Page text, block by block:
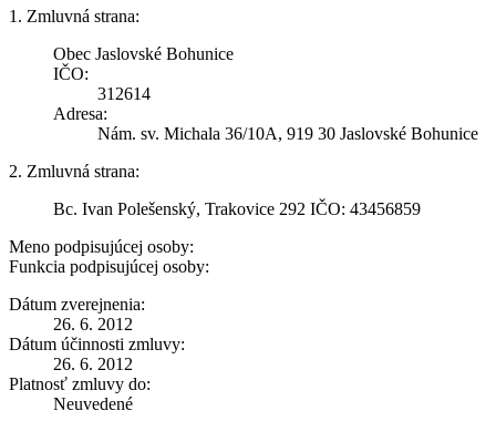
1. Zmluvná strana:
Obec Jaslovské Bohunice
IČO:
312614
Adresa:
Nám. sv. Michala 36/10A, 919 30 Jaslovské Bohunice
2. Zmluvná strana:
Bc. Ivan Polešenský, Trakovice 292 IČO: 43456859
Meno podpisujúcej osoby:
Funkcia podpisujúcej osoby:
Dátum zverejnenia:
26. 6. 2012
Dátum účinnosti zmluvy:
26. 6. 2012
Platnosť zmluvy do:
Neuvedené